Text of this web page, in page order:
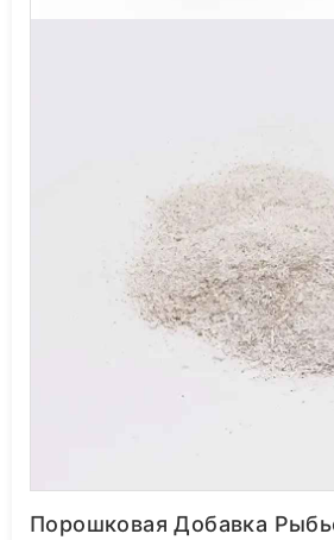
Порошковая Добавка